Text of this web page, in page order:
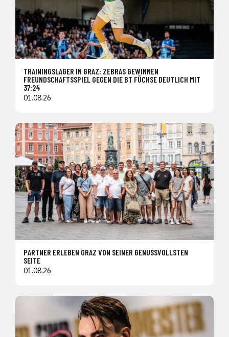
TRAININGSLAGER IN GRAZ: ZEBRAS GEWINNEN
FREUNDSCHAFTSSPIEL GEGEN DIE BT FÜCHSE DEUTLICH MIT
37:24
01.08.26
PARTNER ERLEBEN GRAZ VON SEINER GENUSSVOLLSTEN
SEITE
01.08.26